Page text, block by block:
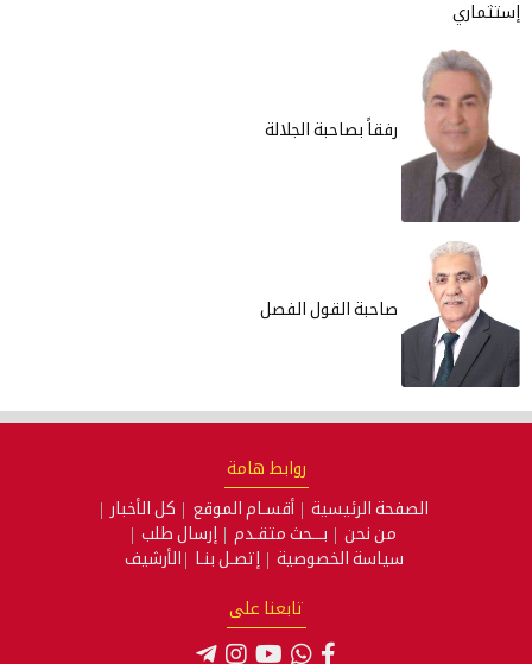
رفقاً بصاحبة الجلالة
صاحبة القول الفصل
روابط هامة
الصفحة الرئيسية أقسـام الموقع
كل الأخبار
بـــحث متقـدم
إرسال طلب
سياسة الخصوصية
إتصـل بنـا الأرشيف
تابعنا على